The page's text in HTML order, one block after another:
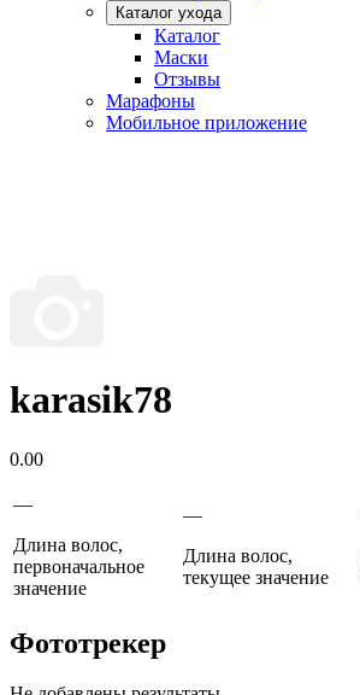
Каталог ухода
Каталог
Маски
Отзывы
Марафоны
Мобильное приложение
karasik78
0.00
—
Длина волос,
первоначальное
значение
—
Длина волос,
текущее значение
Фототрекер